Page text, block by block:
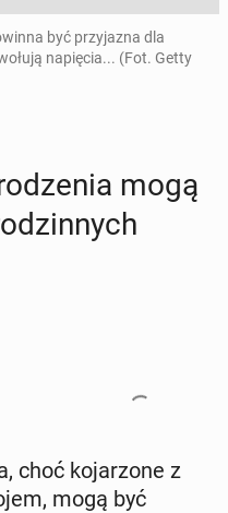
być przyjazna dla
napięcia... (Fot. Getty
mogą
choć ko­ja­rzo­ne z
mogą być